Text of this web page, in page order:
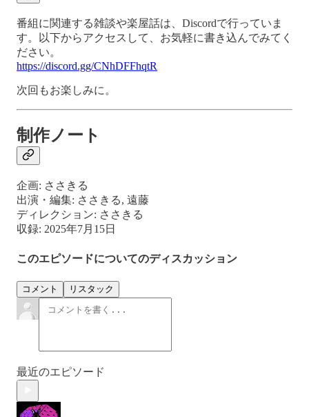
番組に関連する雑談や楽屋話は、Discordで行っていま
す。以下からアクセスして、お気軽に書き込んでみてく
ださい。
https://discord.gg/CNhDFFhqtR
次回もお楽しみに。
制作ノート
企画: ささきる
出演・編集: ささきる, 遠藤
ディレクション: ささきる
収録: 2025年7月15日
このエピソードについてのディスカッション
コメント リスタック
最近のエピソード